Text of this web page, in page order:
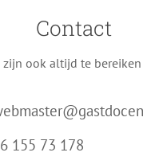
Contact
zijn ook altijd te
155 73 178